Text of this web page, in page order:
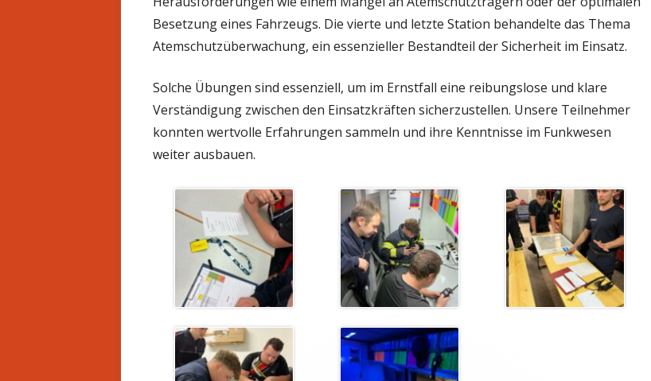
Besetzung eines Fahrzeugs. Die vierte und letzte Station behandelte das Thema
Atemschutzüberwachung, ein essenzieller Bestandteil der Sicherheit im Einsatz.
Solche Übungen sind essenziell, um im Ernstfall eine reibungslose und klare
Verständigung zwischen den Einsatzkräften sicherzustellen. Unsere Teilnehmer
konnten wertvolle Erfahrungen sammeln und ihre Kenntnisse im Funkwesen
weiter ausbauen.